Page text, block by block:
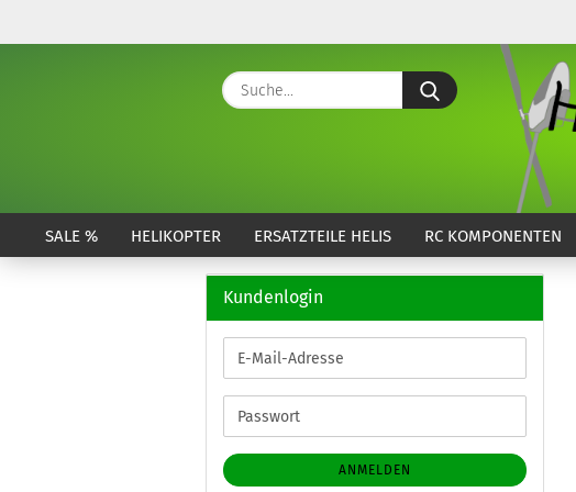
Suche...
SALE % HELIKOPTER ERSATZTEILE HELIS RC KOMPONENTEN
Kundenlogin
E-
Mail-
Adresse
Passwort
ANMELDEN